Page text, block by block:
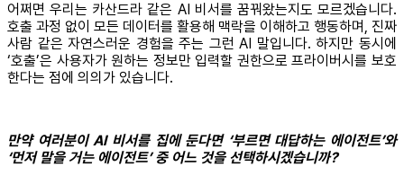
어쩌면 우리는 카산드라 같은 AI 비서를 꿈꿔왔는지도 모르겠습니다.
호출 과정 없이 모든 데이터를 활용해 맥락을 이해하고 행동하며, 진짜
사람 같은 자연스러운 경험을 주는 그런 AI 말입니다. 하지만 동시에
‘호출’은 사용자가 원하는 정보만 입력할 권한으로 프라이버시를 보호
한다는 점에 의의가 있습니다.
만약 여러분이 AI 비서를 집에 둔다면 ‘부르면 대답하는 에이전트’와
‘먼저 말을 거는 에이전트’ 중 어느 것을 선택하시겠습니까?